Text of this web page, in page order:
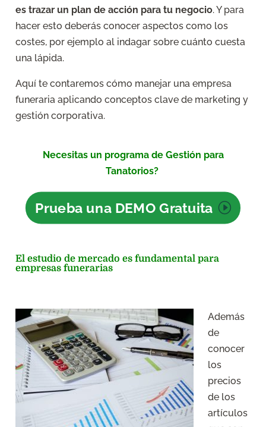
es trazar un plan de acción para tu negocio. Y para
hacer esto deberás conocer aspectos como los
costes, por ejemplo al indagar sobre cuánto cuesta
una lápida.
Aquí te contaremos cómo manejar una empresa
funeraria aplicando conceptos clave de marketing y
gestión corporativa.
Necesitas un programa de Gestión para
Tanatorios?
Prueba una DEMO Gratuita
El estudio de mercado es fundamental para
empresas funerarias
Además
de
conocer
los
precios
de los
artículos